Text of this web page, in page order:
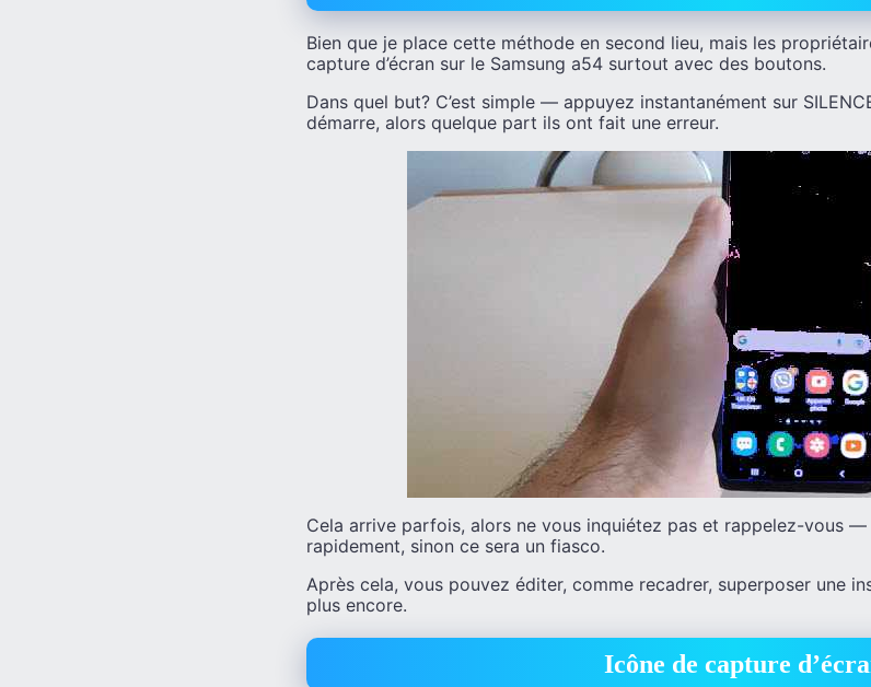
Bien que je place cette méthode en second lieu, mais les
capture d’écran sur le Samsung a54 surtout avec des boutons.
Dans quel but? C’est simple — appuyez instantanément sur
démarre, alors quelque part ils ont fait une erreur.
Cela arrive parfois, alors ne vous inquiétez pas et rappelez-vous
rapidement, sinon ce sera un fiasco.
Après cela, vous pouvez éditer, comme recadrer, superposer une
plus encore.
Icône de capture